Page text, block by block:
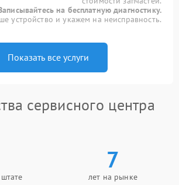
на бесплатную диагностику.
устройство и укажем на неисправность.
Показать все услуги
сервисного центра
7
лет на рынке